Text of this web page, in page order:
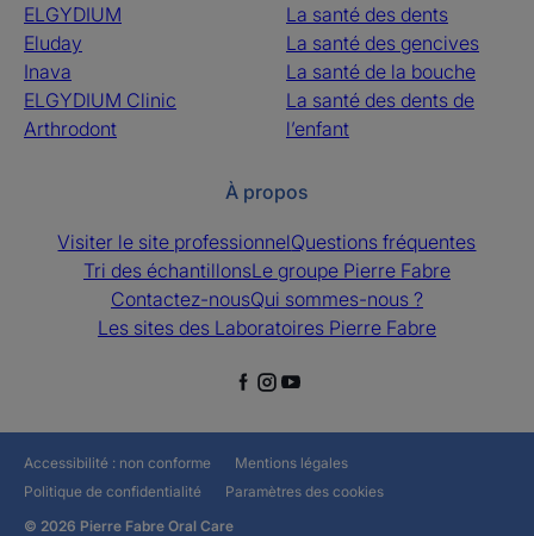
ELGYDIUM
Eluday
Inava
ELGYDIUM Clinic
Arthrodont
La santé des dents
La santé des gencives
La santé de la bouche
La santé des dents de
l’enfant
À propos
Visiter le site professionnelQuestions fréquentes
Tri des échantillonsLe groupe Pierre Fabre
Contactez-nousQui sommes-nous ?
Les sites des Laboratoires Pierre Fabre
Accessibilité : non conforme
Mentions légales
Politique de confidentialité
Paramètres des cookies
© 2026 Pierre Fabre Oral Care